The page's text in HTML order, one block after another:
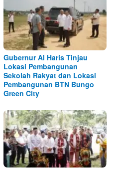
Gubernur Al Haris Tinjau
Lokasi Pembangunan
Sekolah Rakyat dan Lokasi
Pembangunan BTN Bungo
Green City